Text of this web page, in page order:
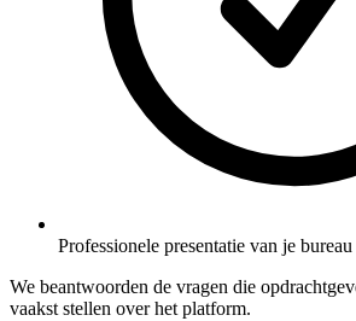
Professionele presentatie van je
We beantwoorden de vragen die
vaakst stellen over het platform.